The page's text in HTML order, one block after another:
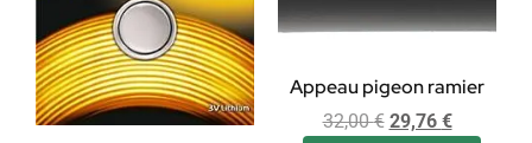
Appeau pigeon ramier
32,00€ 29,76 €